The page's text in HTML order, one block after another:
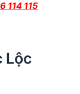
114 115
Lộc